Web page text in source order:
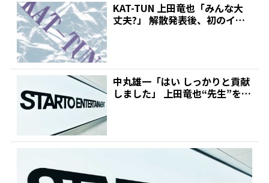
KAT-TUN 上田竜也「みんな大
丈夫?」 解散発表後、初のイン
中丸雄一「はい しっかりと貢献
しました」 上田竜也“先生”を泣